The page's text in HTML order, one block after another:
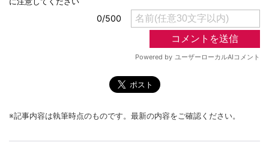
※記事内容は執筆時点のものです。最新の内容をご確認ください。